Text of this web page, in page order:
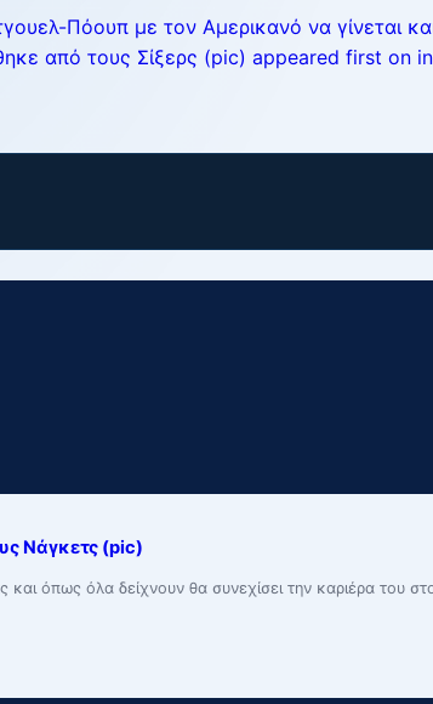
Πόουπ με τον Αμερικανό να γίνεται
από τους Σίξερς (pic) appeared first on
Νάγκετς (pic)
και όπως όλα δείχνουν θα συνεχίσει την καριέρα